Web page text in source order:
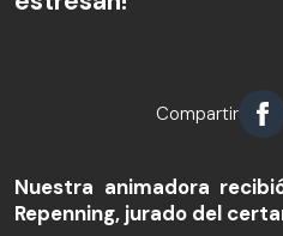
Compartir
Nuestra animadora
Repenning, jurado del